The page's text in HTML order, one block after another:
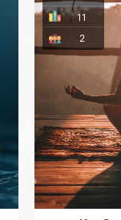
2
11